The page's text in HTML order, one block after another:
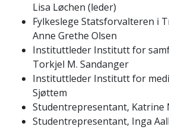
Lisa Løchen (leder)
Fylkeslege Statsforvalteren i
Anne Grethe Olsen
Instituttleder Institutt for
Torkjel M. Sandanger
Instituttleder Institutt for
Sjøttem
Studentrepresentant, Katrine
Studentrepresentant, Inga